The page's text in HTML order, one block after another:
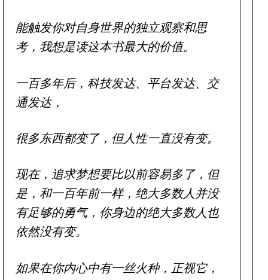
能触发你对自身世界的独立观察和思
考，我想是读这本书最大的价值。
一百多年后，科技发达、平台发达、交
通发达，
很多东西都变了，但人性一直没有变。
现在，追求梦想要比以前容易多了，但
是，和一百年前一样，绝大多数人并没
有足够的勇气，你身边的绝大多数人也
依然没有变。
如果在你内心中有一丝火种，正视它，